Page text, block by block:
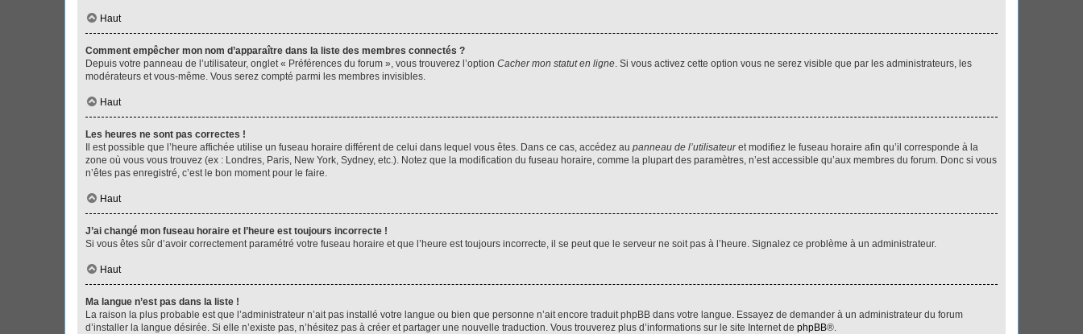
Haut
Comment empêcher mon nom d’apparaître dans la liste des membres connectés ?
Depuis votre panneau de l’utilisateur, onglet « Préférences du forum », vous trouverez l’option Cacher mon statut en ligne. Si vous activez cette option vous ne serez visible que par les administrateurs, les
modérateurs et vous-même. Vous serez compté parmi les membres invisibles.
Haut
Les heures ne sont pas correctes !
Il est possible que l’heure affichée utilise un fuseau horaire différent de celui dans lequel vous êtes. Dans ce cas, accédez au panneau de l’utilisateuret modifiez le fuseau horaire afin qu’il corresponde à la
zone où vous vous trouvez (ex : Londres, Paris, New York, Sydney, etc.). Notez que la modification du fuseau horaire, comme la plupart des paramètres, n’est accessible qu’aux membres du forum. Donc si vous
n’êtes pas enregistré, c’est le bon moment pour le faire.
Haut
J’ai changé mon fuseau horaire et l’heure est toujours incorrecte !
Si vous êtes sûr d’avoir correctement paramétré votre fuseau horaire et que l’heure est toujours incorrecte, il se peut que le serveur ne soit pas à l’heure. Signalez ce problème à un administrateur.
Haut
Ma langue n’est pas dans la liste !
La raison la plus probable est que l’administrateur n’ait pas installé votre langue ou bien que personne n’ait encore traduit phpBB dans votre langue. Essayez de demander à un administrateur du forum
d’installer la langue désirée. Si elle n’existe pas, n’hésitez pas à créer et partager une nouvelle traduction. Vous trouverez plus d’informations sur le site Internet de phpBB®.